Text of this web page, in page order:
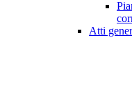
Atti